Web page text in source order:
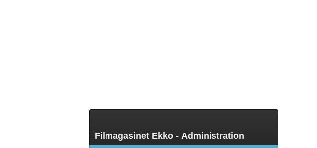
Filmagasinet Ekko - Administration